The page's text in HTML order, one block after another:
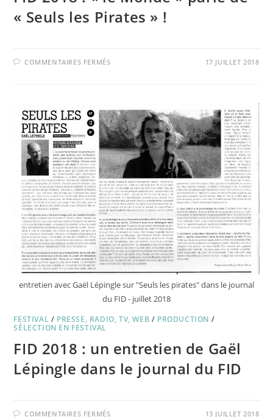
« Seuls les Pirates » !
COMMENTAIRES FERMÉSSUR
PARLE
DE
« SEULS
LES
PIRATES »
!
17 JUILLET 2018
entretien avec Gaël Lépingle sur "Seuls les pirates" dans le journal
du FID - juillet 2018
FESTIVAL / PRESSE, RADIO, TV, WEB / PRODUCTION /
SÉLECTION EN FESTIVAL
FID 2018 : un entretien de Gaël
Lépingle dans le journal du FID
COMMENTAIRES FERMÉSSUR 13 JUILLET 2018